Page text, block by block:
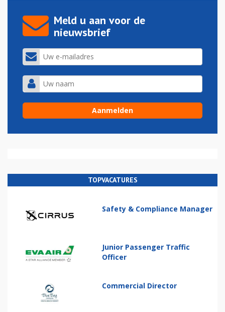
Meld u aan voor de
nieuwsbrief
TOPVACATURES
Safety & Compliance Manager
Junior Passenger Traffic
Officer
Commercial Director